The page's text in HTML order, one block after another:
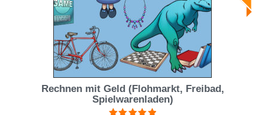
Rechnen mit Geld (Flohmarkt, Freibad,
Spielwarenladen)